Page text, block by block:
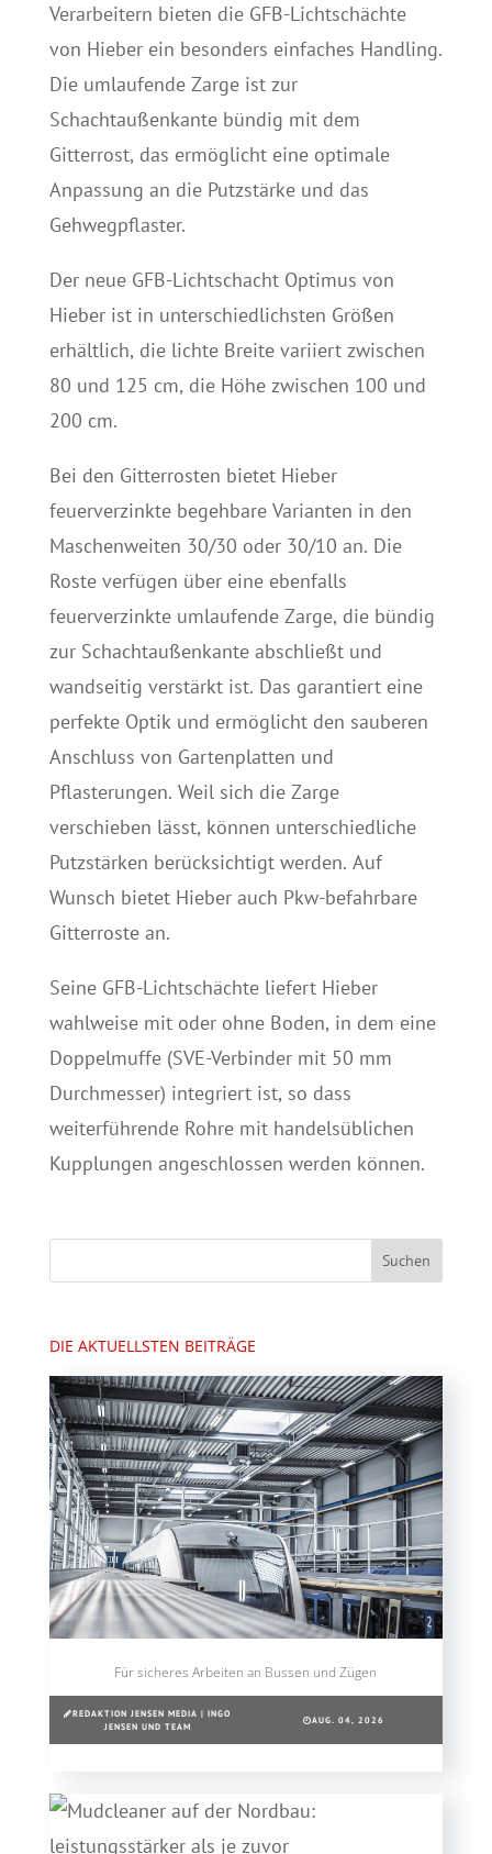
Verarbeitern bieten die GFB-Lichtschächte
von Hieber ein besonders einfaches Handling.
Die umlaufende Zarge ist zur
Schachtaußenkante bündig mit dem
Gitterrost, das ermöglicht eine optimale
Anpassung an die Putzstärke und das
Gehwegpflaster.
Der neue GFB-Lichtschacht Optimus von
Hieber ist in unterschiedlichsten Größen
erhältlich, die lichte Breite variiert zwischen
80 und 125 cm, die Höhe zwischen 100 und
200 cm.
Bei den Gitterrosten bietet Hieber
feuerverzinkte begehbare Varianten in den
Maschenweiten 30/30 oder 30/10 an. Die
Roste verfügen über eine ebenfalls
feuerverzinkte umlaufende Zarge, die bündig
zur Schachtaußenkante abschließt und
wandseitig verstärkt ist. Das garantiert eine
perfekte Optik und ermöglicht den sauberen
Anschluss von Gartenplatten und
Pflasterungen. Weil sich die Zarge
verschieben lässt, können unterschiedliche
Putzstärken berücksichtigt werden. Auf
Wunsch bietet Hieber auch Pkw-befahrbare
Gitterroste an.
Seine GFB-Lichtschächte liefert Hieber
wahlweise mit oder ohne Boden, in dem eine
Doppelmuffe (SVE-Verbinder mit 50 mm
Durchmesser) integriert ist, so dass
weiterführende Rohre mit handelsüblichen
Kupplungen angeschlossen werden können.
DIE AKTUELLSTEN BEITRÄGE
Für sicheres Arbeiten an Bussen und Zügen
REDAKTION JENSEN MEDIA | INGO
JENSEN UND TEAM
AUG. 04, 2026